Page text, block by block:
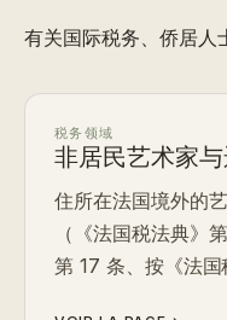
有关国际税务、侨居人
税务领域
非居民艺术家
住所在法国境外的
（《法国税法典》
第 17 条、按《法国